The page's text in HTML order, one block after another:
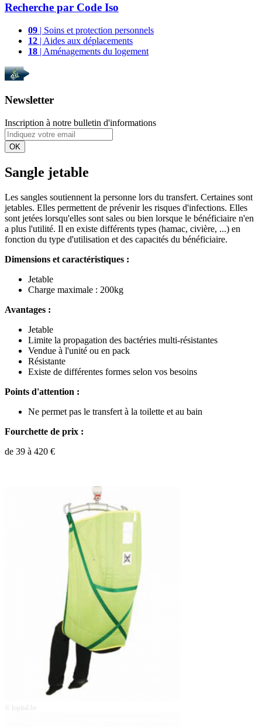
Recherche par Code Iso
09 | Soins et protection personnels
12 | Aides aux déplacements
18 | Aménagements du logement
Newsletter
Inscription à notre bulletin d'informations
OK
Sangle jetable
Les sangles soutiennent la personne lors du transfert. Certaines sont
jetables. Elles permettent de prévenir les risques d'infections. Elles
sont jetées lorsqu'elles sont sales ou bien lorsque le bénéficiaire n'en
a plus l'utilité. Il en existe différents types (hamac, civière, ...) en
fonction du type d'utilisation et des capacités du bénéficiaire.
Dimensions et caractéristiques :
Jetable
Charge maximale : 200kg
Avantages :
Jetable
Limite la propagation des bactéries multi-résistantes
Vendue à l'unité ou en pack
Résistante
Existe de différentes formes selon vos besoins
Points d'attention :
Ne permet pas le transfert à la toilette et au bain
Fourchette de prix :
de 39 à 420 €
© lopital.be